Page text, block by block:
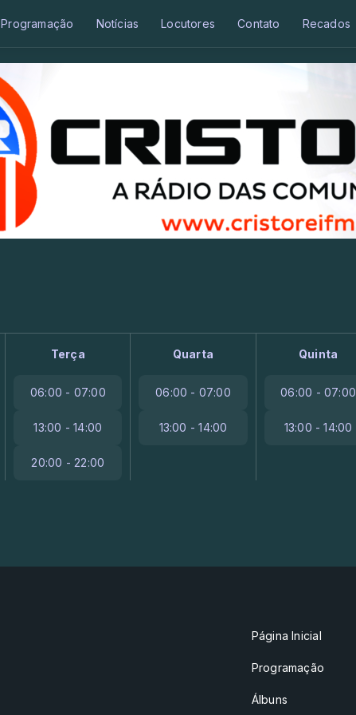
Programação Notícias Locutores Contato Recados
Terça
06:00 - 07:00
13:00 - 14:00
20:00 - 22:00
Quarta
06:00 - 07:00
13:00 - 14:00
Quinta
06:00 - 07:00
13:00 - 14:00
Página Inicial
Programação
Álbuns